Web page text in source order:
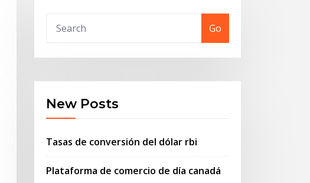
Go
New Posts
Tasas de conversión del dólar rbi
Plataforma de comercio de día canadá